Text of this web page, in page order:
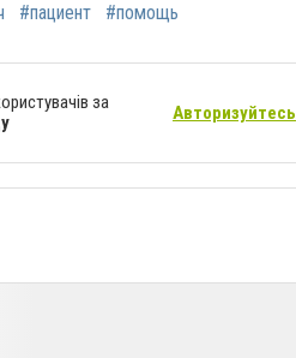
#пациент #помощь
за
Авторизуйтесь